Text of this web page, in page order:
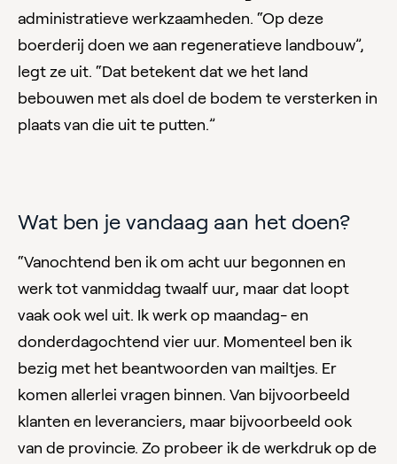
administratieve werkzaamheden. “Op deze
boerderij doen we aan regeneratieve landbouw”,
legt ze uit. “Dat betekent dat we het land
bebouwen met als doel de bodem te versterken in
plaats van die uit te putten.”
Wat ben je vandaag aan het doen?
“Vanochtend ben ik om acht uur begonnen en
werk tot vanmiddag twaalf uur, maar dat loopt
vaak ook wel uit. Ik werk op maandag- en
donderdagochtend vier uur. Momenteel ben ik
bezig met het beantwoorden van mailtjes. Er
komen allerlei vragen binnen. Van bijvoorbeeld
klanten en leveranciers, maar bijvoorbeeld ook
van de provincie. Zo probeer ik de werkdruk op de